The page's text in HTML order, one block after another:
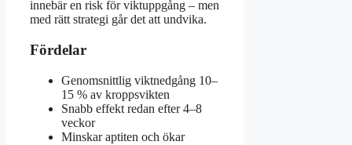
innebär en risk för viktuppgång – men
med rätt strategi går det att undvika.
Fördelar
Genomsnittlig viktnedgång 10–
15 % av kroppsvikten
Snabb effekt redan efter 4–8
veckor
Minskar aptiten och ökar